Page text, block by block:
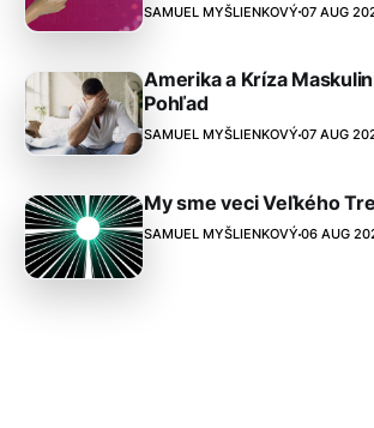
SAMUEL MYŠLIENKOVÝ 07 AUG
Amerika a Kríza
Pohľad
SAMUEL MYŠLIENKOVÝ 07 AUG
My sme veci Veľkého
SAMUEL MYŠLIENKOVÝ 06 AUG